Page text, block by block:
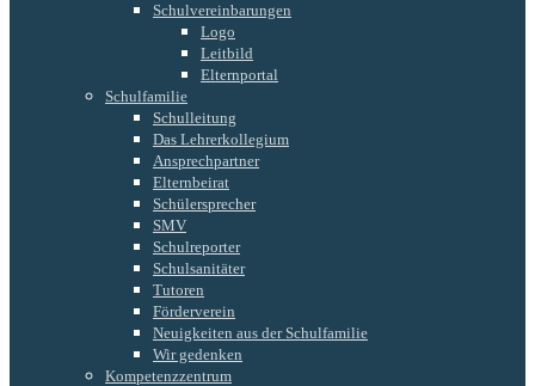
Schulvereinbarungen
Logo
Leitbild
Elternportal
Schulfamilie
Schulleitung
Das Lehrerkollegium
Ansprechpartner
Elternbeirat
Schülersprecher
SMV
Schulreporter
Schulsanitäter
Tutoren
Förderverein
Neuigkeiten aus der Schulfamilie
Wir gedenken
Kompetenzzentrum